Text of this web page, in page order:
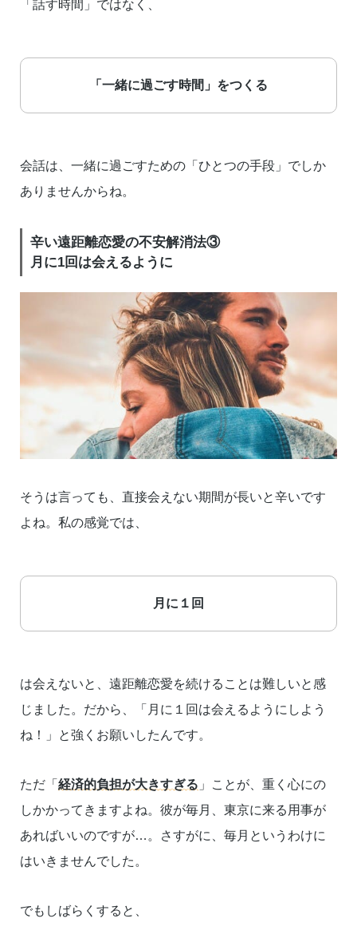
「話す時間」ではなく、
「一緒に過ごす時間」をつくる
会話は、一緒に過ごすための「ひとつの手段」でしか
ありませんからね。
辛い遠距離恋愛の不安解消法③
月に1回は会えるように
そうは言っても、直接会えない期間が長いと辛いです
よね。私の感覚では、
月に１回
は会えないと、遠距離恋愛を続けることは難しいと感
じました。だから、「月に１回は会えるようにしよう
ね！」と強くお願いしたんです。
ただ「 経済的負担が大きすぎる 」ことが、重く心にの
しかかってきますよね。彼が毎月、東京に来る用事が
あればいいのですが…。さすがに、毎月というわけに
はいきませんでした。
でもしばらくすると、